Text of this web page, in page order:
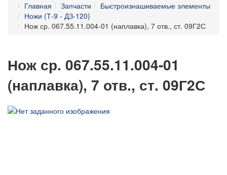
Главная Запчасти
Быстроизнашиваемые элементы
Ножи (Т-9 - ДЗ-120)
Нож ср. 067.55.11.004-01 (наплавка), 7 отв., ст. 09Г2С
Нож ср. 067.55.11.004-01
(наплавка), 7 отв., ст. 09Г2С